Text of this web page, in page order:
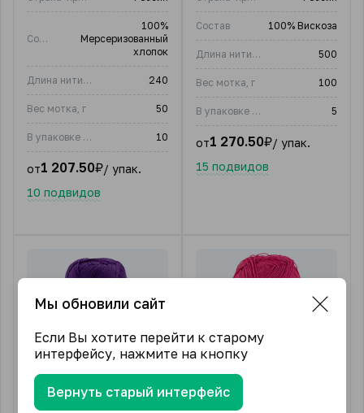
Состав
100%
Мерсеризованный
хлопок
Длина нити, м 240
Вес мотка, г 50
В упаковке (шт) 10
от1 207.50₽/ упак.
10 подвидов
Состав 100% Вискоза
Длина нити, м 500
Вес мотка, г 100
В упаковке (шт) 5
от1 270.50₽/ упак.
15 подвидов
Анна 16 Анна 20
Мы обновили сайт
Если Вы хотите перейти к старому
интерфейсу, нажмите на кнопку
Вернуть старый интерфейс